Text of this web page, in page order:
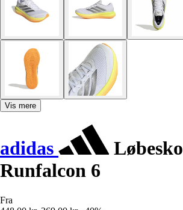
Vis mere
adidas
Løbesko
Runfalcon 6
Fra